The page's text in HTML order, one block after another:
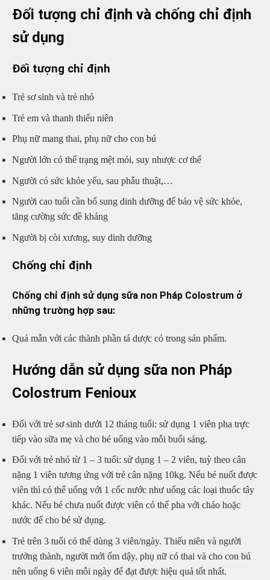
Đối tượng chỉ định và chống chỉ định
sử dụng
Đối tượng chỉ định
Trẻ sơ sinh và trẻ nhỏ
Trẻ em và thanh thiếu niên
Phụ nữ mang thai, phụ nữ cho con bú
Người lớn có thể trạng mệt mỏi, suy nhược cơ thể
Người có sức khỏe yếu, sau phẫu thuật,…
Người cao tuổi cần bổ sung dinh dưỡng để bảo vệ sức khỏe,
tăng cường sức đề kháng
Người bị còi xương, suy dinh dưỡng
Chống chỉ định
Chống chỉ định sử dụng sữa non Pháp Colostrum ở
những trường hợp sau:
Quá mẫn với các thành phần tá dược có trong sản phẩm.
Hướng dẫn sử dụng sữa non Pháp
Colostrum Fenioux
Đối với trẻ sơ sinh dưới 12 tháng tuổi: sử dụng 1 viên pha trực
tiếp vào sữa mẹ và cho bé uống vào mỗi buổi sáng.
Đối với trẻ nhỏ từ 1 – 3 tuổi: sử dụng 1 – 2 viên, tuỳ theo cân
nặng 1 viên tương ứng với trẻ cân nặng 10kg. Nếu bé nuốt được
viên thì có thể uống với 1 cốc nước như uống các loại thuốc tây
khác. Nếu bé chưa nuốt được viên có thể pha với cháo hoặc
nước để cho bé sử dụng.
Trẻ trên 3 tuổi có thể dùng 3 viên/ngày. Thiếu niên và người
trưởng thành, người mới ốm dậy, phụ nữ có thai và cho con bú
nên uống 6 viên mỗi ngày để đạt được hiệu quả tốt nhất.